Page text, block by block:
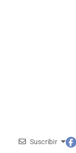
Suscribir